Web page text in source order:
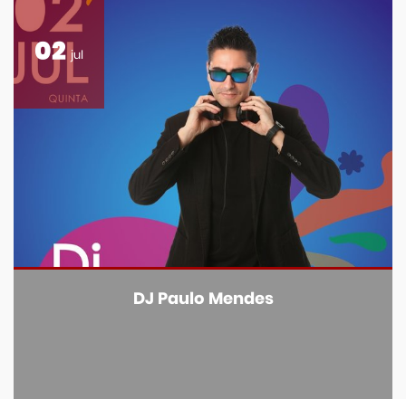
02 jul
DJ Paulo Mendes